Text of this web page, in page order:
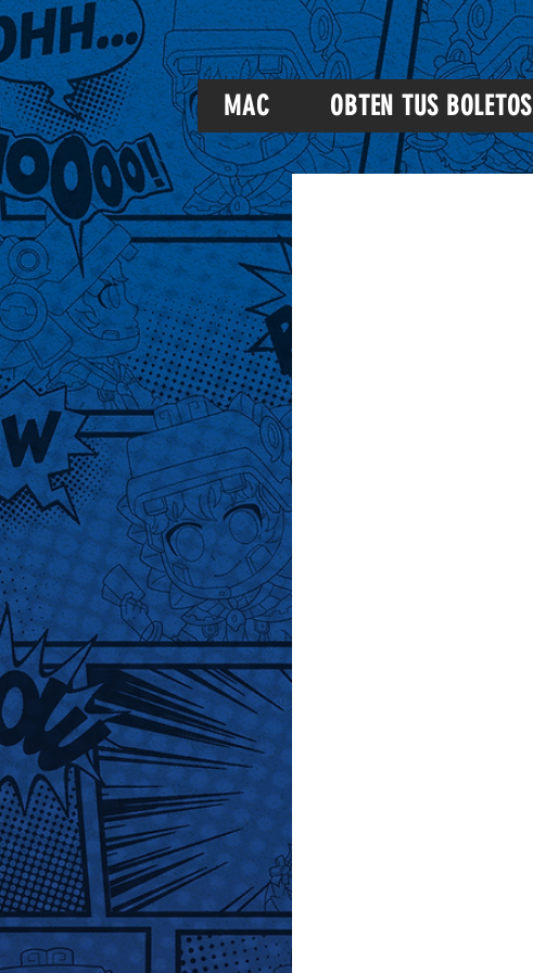
MAC OBTEN TUS BOLETOS